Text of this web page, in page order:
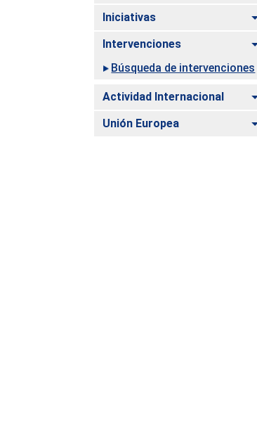
Iniciativas
Intervenciones
Búsqueda de intervenciones
Actividad Internacional
Unión Europea